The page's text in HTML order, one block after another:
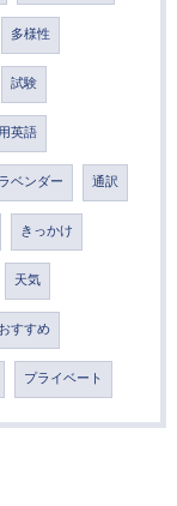
多様性
試験
英語
ラベンダー 通訳
きっかけ
天気
おすすめ
プライベート